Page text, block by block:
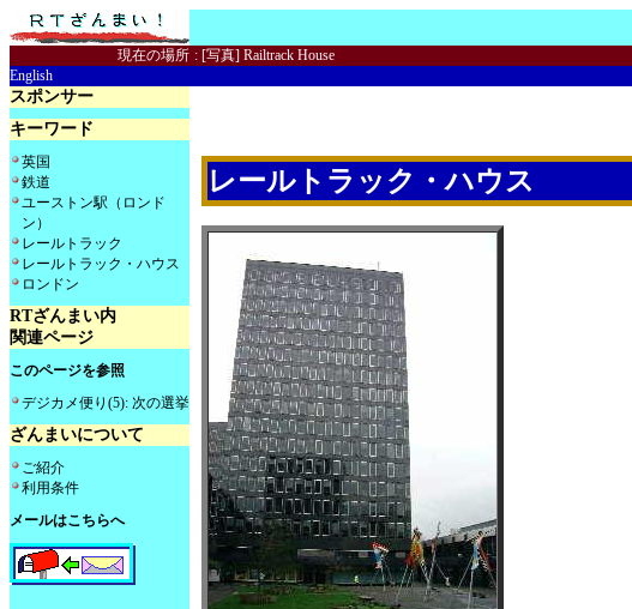
現在の場所 : [写真] Railtrack House
English
スポンサー
キーワード
英国
鉄道
ユーストン駅（ロンド
ン）
レールトラック
レールトラック・ハウス
ロンドン
RTざんまい内
関連ページ
このページを参照
デジカメ便り(5): 次の選挙
ざんまいについて
ご紹介
利用条件
メールはこちらへ
レールトラック・ハウス